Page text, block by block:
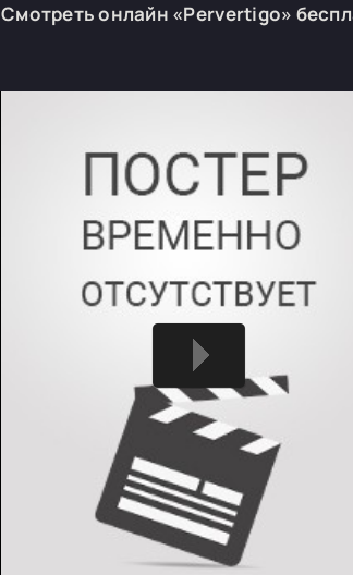
Смотреть онлайн «Pervertigo»